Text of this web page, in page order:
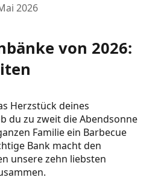
2026
von 2026:
Herzstück deines
du zu zweit die Abendsonne
Familie ein Barbecue
Bank macht den
unsere zehn liebsten